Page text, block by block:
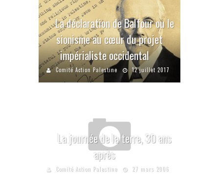
La déclaration de Balfour ou le
sionisme au cœur du projet
impérialiste occidental
Comité Action Palestine 12 juillet 2017
La journée de la terre, 30 ans
après
Comité Action Palestine 27 mars 2006